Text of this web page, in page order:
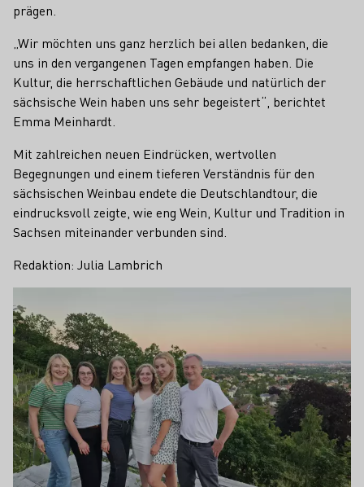
prägen.
„Wir möchten uns ganz herzlich bei allen bedanken, die
uns in den vergangenen Tagen empfangen haben. Die
Kultur, die herrschaftlichen Gebäude und natürlich der
sächsische Wein haben uns sehr begeistert“, berichtet
Emma Meinhardt.
Mit zahlreichen neuen Eindrücken, wertvollen
Begegnungen und einem tieferen Verständnis für den
sächsischen Weinbau endete die Deutschlandtour, die
eindrucksvoll zeigte, wie eng Wein, Kultur und Tradition in
Sachsen miteinander verbunden sind.
Redaktion: Julia Lambrich